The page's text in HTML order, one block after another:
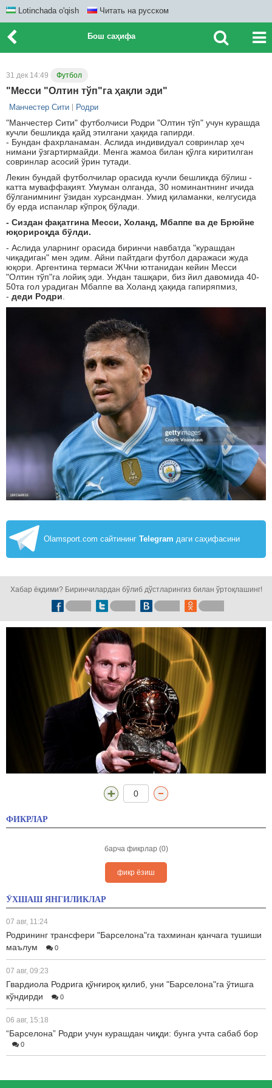
Lotinchada o'qish Читать на русском
Бош саҳифа
31 дек 14:49 Футбол
"Месси "Олтин тўп"га ҳақли эди"
Манчестер Сити Родри
"Манчестер Сити" футболчиси Родри "Олтин тўп" учун курашда
кучли бешликда қайд этилгани ҳақида гапирди.
- Бундан фахрланаман. Аслида индивидуал совринлар ҳеч
нимани ўзгартирмайди. Менга жамоа билан қўлга киритилган
совринлар асосий ўрин тутади.
Лекин бундай футболчилар орасида кучли бешликда бўлиш -
катта муваффақият. Умуман олганда, 30 номинантнинг ичида
бўлганимнинг ўзидан хурсандман. Умид қиламанки, келгусида
бу ерда испанлар кўпроқ бўлади.
- Сиздан фақатгина Месси, Холанд, Мбаппе ва де Брюйне
юқорироқда бўлди.
- Аслида уларнинг орасида биринчи навбатда "курашдан
чиқадиган" мен эдим. Айни пайтдаги футбол даражаси жуда
юқори. Аргентина термаси ЖЧни ютганидан кейин Месси
"Олтин тўп"га лойиқ эди. Ундан ташқари, биз йил давомида 40-
50та гол урадиган Мбаппе ва Холанд ҳақида гапиряпмиз,
- деди Родри
Olamsport.com сайтининг Telegram даги саҳифасини
Хабар ёқдими? Биринчилардан бўлиб дўстларингиз билан ўртоқлашинг!
0
ФИКРЛАР
барча фикрлар (0)
фикр ёзиш
ЎХШАШ ЯНГИЛИКЛАР
07 авг, 11:24
Родрининг трансфери "Барселона"га тахминан қанчага тушиши
маълум
0
07 авг, 09:23
Гвардиола Родрига қўнғироқ қилиб, уни "Барселона"га ўтишга
кўндирди
0
06 авг, 15:18
“Барселона” Родри учун курашдан чиқди: бунга учта сабаб бор
0